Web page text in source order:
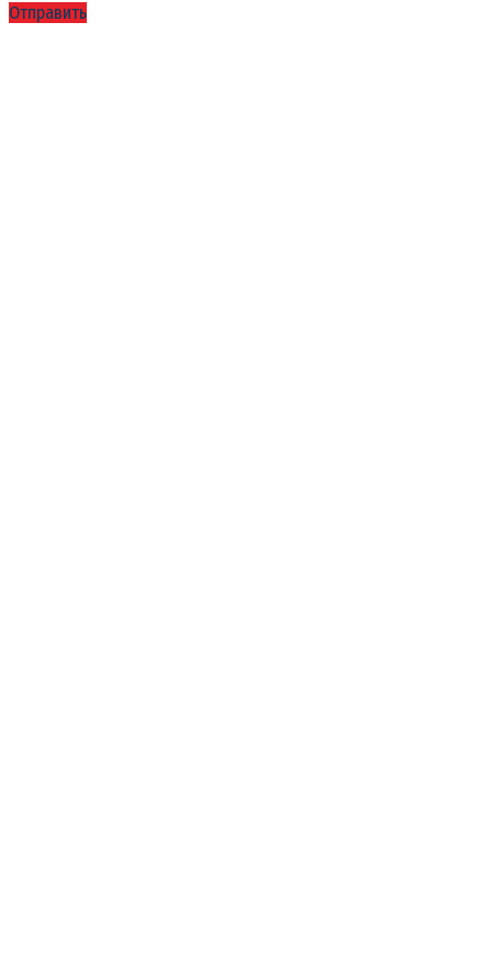
Отправить